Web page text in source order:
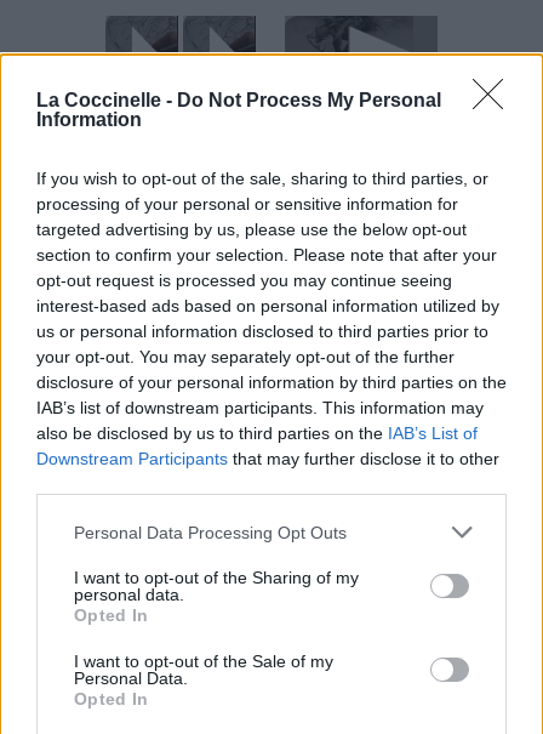
La Coccinelle - Do Not Process My Personal
Information
If you wish to opt-out of the sale, sharing to third parties, or
processing of your personal or sensitive information for
targeted advertising by us, please use the below opt-out
section to confirm your selection. Please note that after your
opt-out request is processed you may continue seeing
interest-based ads based on personal information utilized by
us or personal information disclosed to third parties prior to
your opt-out. You may separately opt-out of the further
disclosure of your personal information by third parties on the
IAB’s list of downstream participants. This information may
also be disclosed by us to third parties on the IAB’s List of
Downstream Participants that may further disclose it to other
Personal Data Processing Opt Outs
I want to opt-out of the Sharing of my
personal data.
Opted In
I want to opt-out of the Sale of my
Personal Data.
Opted In
Chanson sans vidéo
Chanson sans vidéo Chanson sans vidéo
Paroles + Traduction Téléchargement
Vidéos
Commentaires
Dire «merci» pour cette traduction Corriger une erreur